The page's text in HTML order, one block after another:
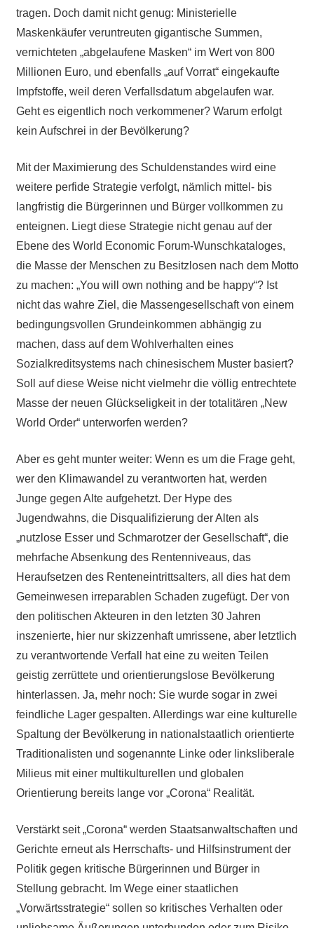
tragen. Doch damit nicht genug: Ministerielle
Maskenkäufer veruntreuten gigantische Summen,
vernichteten „abgelaufene Masken“ im Wert von 800
Millionen Euro, und ebenfalls „auf Vorrat“ eingekaufte
Impfstoffe, weil deren Verfallsdatum abgelaufen war.
Geht es eigentlich noch verkommener? Warum erfolgt
kein Aufschrei in der Bevölkerung?
Mit der Maximierung des Schuldenstandes wird eine
weitere perfide Strategie verfolgt, nämlich mittel- bis
langfristig die Bürgerinnen und Bürger vollkommen zu
enteignen. Liegt diese Strategie nicht genau auf der
Ebene des World Economic Forum-Wunschkataloges,
die Masse der Menschen zu Besitzlosen nach dem Motto
zu machen: „You will own nothing and be happy“? Ist
nicht das wahre Ziel, die Massengesellschaft von einem
bedingungsvollen Grundeinkommen abhängig zu
machen, dass auf dem Wohlverhalten eines
Sozialkreditsystems nach chinesischem Muster basiert?
Soll auf diese Weise nicht vielmehr die völlig entrechtete
Masse der neuen Glückseligkeit in der totalitären „New
World Order“ unterworfen werden?
Aber es geht munter weiter: Wenn es um die Frage geht,
wer den Klimawandel zu verantworten hat, werden
Junge gegen Alte aufgehetzt. Der Hype des
Jugendwahns, die Disqualifizierung der Alten als
„nutzlose Esser und Schmarotzer der Gesellschaft“, die
mehrfache Absenkung des Rentenniveaus, das
Heraufsetzen des Renteneintrittsalters, all dies hat dem
Gemeinwesen irreparablen Schaden zugefügt. Der von
den politischen Akteuren in den letzten 30 Jahren
inszenierte, hier nur skizzenhaft umrissene, aber letztlich
zu verantwortende Verfall hat eine zu weiten Teilen
geistig zerrüttete und orientierungslose Bevölkerung
hinterlassen. Ja, mehr noch: Sie wurde sogar in zwei
feindliche Lager gespalten. Allerdings war eine kulturelle
Spaltung der Bevölkerung in nationalstaatlich orientierte
Traditionalisten und sogenannte Linke oder linksliberale
Milieus mit einer multikulturellen und globalen
Orientierung bereits lange vor „Corona“ Realität.
Verstärkt seit „Corona“ werden Staatsanwaltschaften und
Gerichte erneut als Herrschafts- und Hilfsinstrument der
Politik gegen kritische Bürgerinnen und Bürger in
Stellung gebracht. Im Wege einer staatlichen
„Vorwärtsstrategie“ sollen so kritisches Verhalten oder